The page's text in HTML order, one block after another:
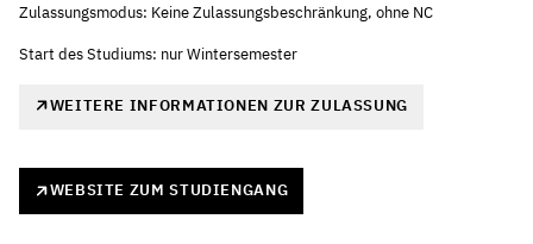
Zulassungsmodus: Keine Zulassungsbeschränkung, ohne NC
Start des Studiums: nur Wintersemester
WEITERE INFORMATIONEN ZUR ZULASSUNG
WEBSITE ZUM STUDIENGANG